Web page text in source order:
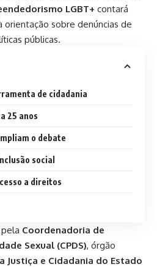
LGBT+ contará
sobre denúncias de
públicas.
de cidadania
25 anos
o debate
social
a direitos
Coordenadoria de
Sexual (CPDS), órgão
Justiça e Cidadania do Estado